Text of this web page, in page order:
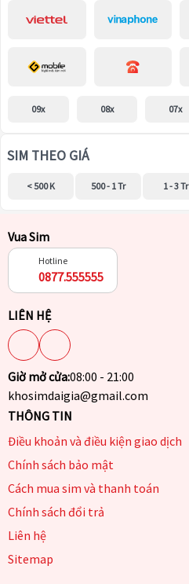
09x 08x 07x
SIM THEO GIÁ
< 500 K 500 - 1 Tr 1 - 3 Tr
Vua Sim
Hotline
0877.555555
LIÊN HỆ
Giờ mở cửa:08:00 - 21:00
khosimdaigia@gmail.com
THÔNG TIN
Điều khoản và điều kiện giao dịch
Chính sách bảo mật
Cách mua sim và thanh toán
Chính sách đổi trả
Liên hệ
Sitemap